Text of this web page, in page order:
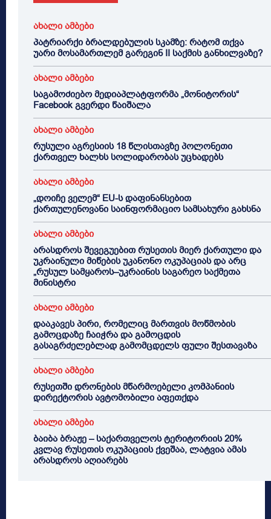
ახალი ამბები
პატრიარქი ბრალდებულის სკამზე: რატომ თქვა
უარი მოსამართლემ გარეგინ II საქმის განხილვაზე?
ახალი ამბები
საგამოძიებო მედიაპლატფორმა „მონიტორის“
Facebook გვერდი წაიშალა
ახალი ამბები
რუსული აგრესიის 18 წლისთავზე პოლონეთი
ქართველ ხალხს სოლიდარობას უცხადებს
ახალი ამბები
„დოიჩე ველემ“ EU-ს დაფინანსებით
ქართულენოვანი საინფორმაციო სამსახური გახსნა
ახალი ამბები
არასდროს შევეგუებით რუსეთის მიერ ქართული და
უკრაინული მიწების უკანონო ოკუპაციას და არც
„რუსულ სამყაროს–უკრაინის საგარეო საქმეთა
მინისტრი
ახალი ამბები
დააკავეს პირი, რომელიც მართვის მოწმობის
გამოცდაზე ჩაიჭრა და გამოცდის
გასაგრძელებლად გამომცდელს ფული შესთავაზა
ახალი ამბები
რუსეთში დრონების მწარმოებელი კომპანიის
დირექტორის ავტომობილი აფეთქდა
ახალი ამბები
ბაიბა ბრაჟე – საქართველოს ტერიტორიის 20%
კვლავ რუსეთის ოკუპაციის ქვეშაა, ლატვია ამას
არასდროს აღიარებს